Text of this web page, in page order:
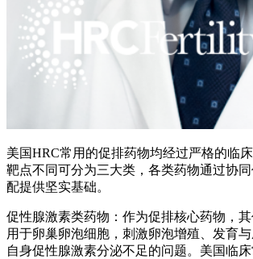
美国HRC常用的促排药物均经过严格的临
靶点不同可分为三大类，各类药物通过协
配提供坚实基础。
促性腺激素类药物：作为促排核心药物，
用于卵巢卵泡细胞，刺激卵泡增殖、发育
自身促性腺激素分泌不足的问题。美国临